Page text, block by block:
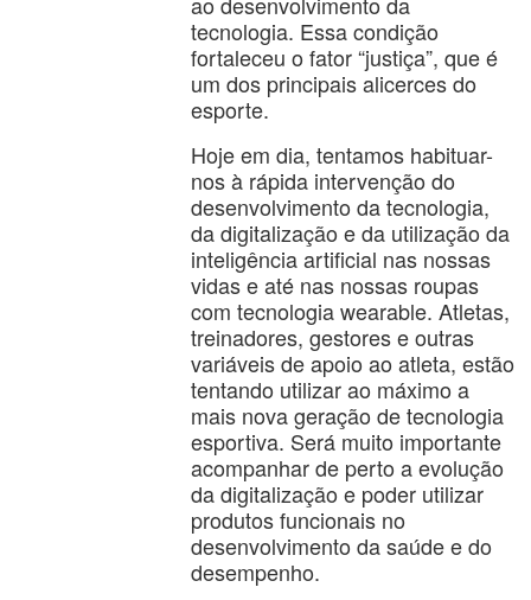
tecnologia. Essa condição
fortaleceu o fator “justiça”, que é
um dos principais alicerces do
esporte.
Hoje em dia, tentamos habituar-
nos à rápida intervenção do
desenvolvimento da tecnologia,
da digitalização e da utilização da
inteligência artificial nas nossas
vidas e até nas nossas roupas
com tecnologia wearable. Atletas,
treinadores, gestores e outras
variáveis ​​de apoio ao atleta, estão
tentando utilizar ao máximo a
mais nova geração de tecnologia
esportiva. Será muito importante
acompanhar de perto a evolução
da digitalização e poder utilizar
produtos funcionais no
desenvolvimento da saúde e do
desempenho.